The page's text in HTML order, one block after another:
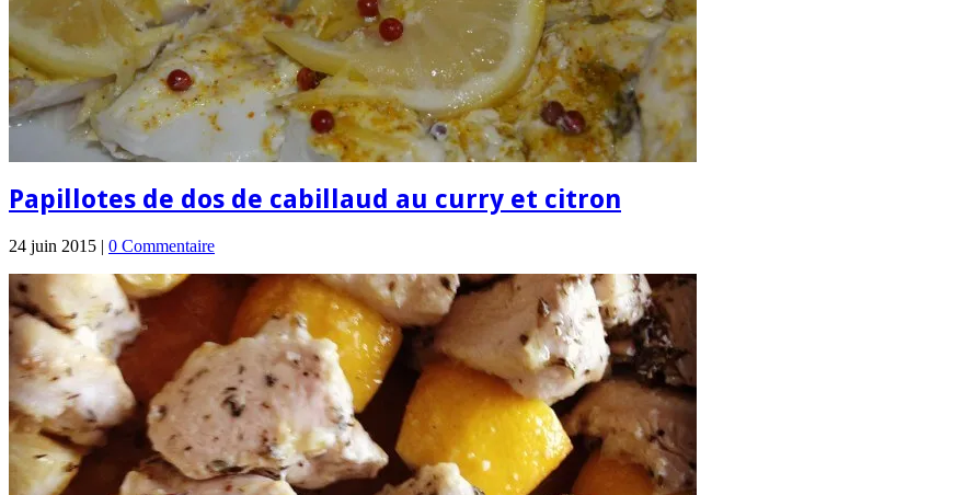
Papillotes de dos de cabillaud au curry et citron
24 juin 2015 | 0 Commentaire